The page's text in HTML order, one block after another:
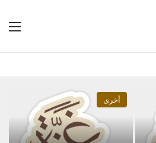
أخرى